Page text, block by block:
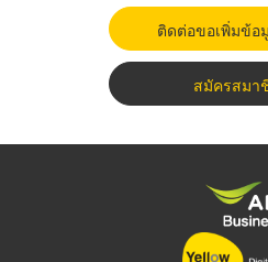
ติดต่อขอเพิ่มข้อ
สมัครสมา